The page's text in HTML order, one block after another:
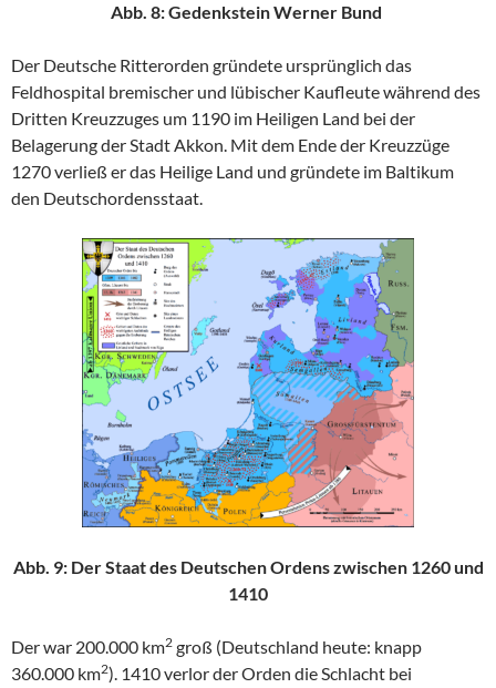
Abb. 8: Gedenkstein Werner Bund
Der Deutsche Ritterorden gründete ursprünglich das
Feldhospital bremischer und lübischer Kaufleute während des
Dritten Kreuzzuges um 1190 im Heiligen Land bei der
Belagerung der Stadt Akkon. Mit dem Ende der Kreuzzüge
1270 verließ er das Heilige Land und gründete im Baltikum
den Deutschordensstaat.
Abb. 9: Der Staat des Deutschen Ordens zwischen 1260 und
1410
Der war 200.000 km2 groß (Deutschland heute: knapp
360.000 km2). 1410 verlor der Orden die Schlacht bei